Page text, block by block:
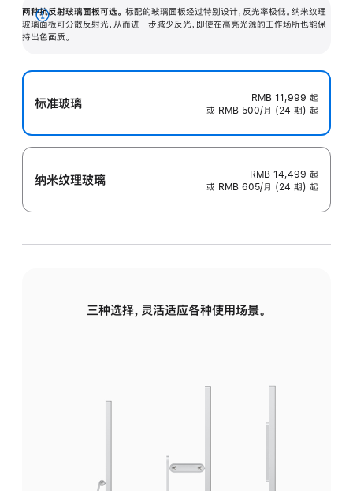
两种抗反射玻璃面板可选。 标配的玻璃面板经过特别设计，反光率极低。纳米纹理
玻璃面板可分散反射光，从而进一步减少反光，即使在高亮光源的工作场所也能保
持出色画质。
展
开
标准玻璃 RMB 11,999 起
或 RMB 500/月 (24 期) 起
纳米纹理玻璃 RMB 14,499 起
或 RMB 605/月 (24 期) 起
三种选择，灵活适应各种使用场景。